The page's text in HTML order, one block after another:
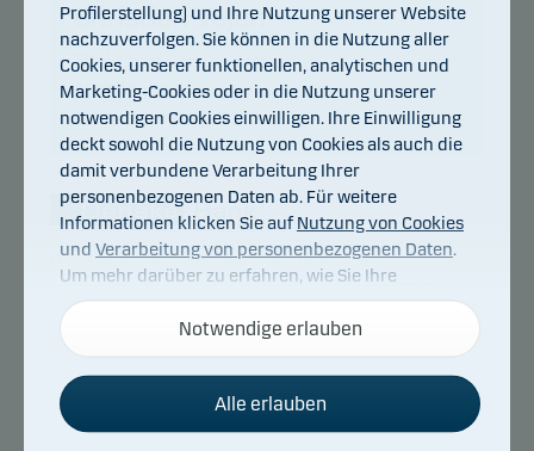
Christian Vejen
Titel:Chief Portfolio Manager
Ausbildung:M.Sc., Cand.Scient.Oecon
Jahre Erfahrung:31
Danske Bank Asset Management ist ein
internationaler Vermögensverwalter und Teil von
Danske Bank.
Danske Bank Asset Management ist der primäre
Vermögensverwalter von Danske Invest und
fokussiert seine Ressourcen auf ausgewählte
Profilerstellung) und Ihre Nutzung unserer Website
nachzuverfolgen. Sie können in die Nutzung aller
Cookies, unserer funktionellen, analytischen und
Marketing-Cookies oder in die Nutzung unserer
notwendigen Cookies einwilligen. Ihre Einwilligung
deckt sowohl die Nutzung von Cookies als auch die
damit verbundene Verarbeitung Ihrer
personenbezogenen Daten ab. Für weitere
Informationen klicken Sie auf Nutzung von Cookies
und Verarbeitung von personenbezogenen Daten.
Um mehr darüber zu erfahren, wie Sie Ihre
Einwilligung widerrufen können, klicken Sie auf den
Link für die
Cookies und Datenschutzunten auf
unserer Website.
Notwendige Cookies
Notwendige erlauben
Alle erlauben